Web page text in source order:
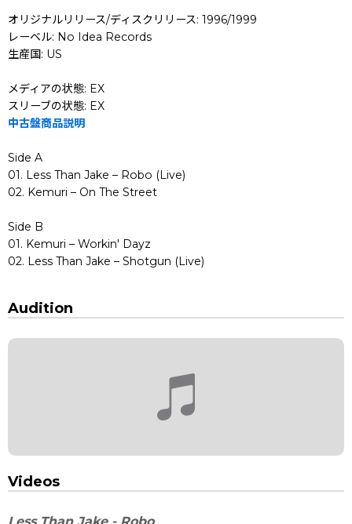
オリジナルリリース/ディスクリリース: 1996/1999
レーベル: No Idea Records
生産国: US
メディアの状態: EX
スリーブの状態: EX
中古盤商品説明
Side A
01. Less Than Jake – Robo (Live)
02. Kemuri – On The Street
Side B
01. Kemuri – Workin' Dayz
02. Less Than Jake – Shotgun (Live)
Audition
Videos